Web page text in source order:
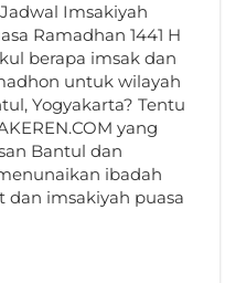
Imsakiyah
Ramadhan 1441 H
berapa imsak dan
untuk wilayah
Yogyakarta? Tentu
yang
Bantul dan
ibadah
imsakiyah puasa